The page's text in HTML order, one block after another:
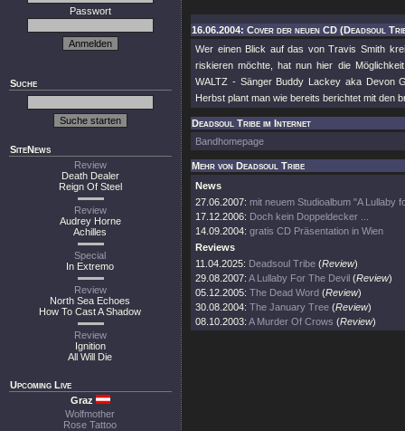
Passwort
Suche
SiteNews
Review
Death Dealer
Reign Of Steel
Review
Audrey Horne
Achilles
Special
In Extremo
Review
North Sea Echoes
How To Cast A Shadow
Review
Ignition
All Will Die
Upcoming Live
Graz
Wolfmother
Rose Tattoo
16.06.2004: Cover der neuen CD (Deadsoul
Wer einen Blick auf das von Travis Smith
riskieren möchte, hat nun hier die
WALTZ - Sänger Buddy Lackey aka Devon
Herbst plant man wie bereits berichtet mit den
Deadsoul Tribe im Internet
Bandhomepage
Mehr von Deadsoul Tribe
News
27.06.2007: mit neuem Studioalbum "A Lullaby
17.12.2006: Doch kein Doppeldecker ...
14.09.2004: gratis CD Präsentation in Wien
Reviews
11.04.2025: Deadsoul Tribe (Review)
29.08.2007: A Lullaby For The Devil (Review)
05.12.2005: The Dead Word (Review)
30.08.2004: The January Tree (Review)
08.10.2003: A Murder Of Crows (Review)